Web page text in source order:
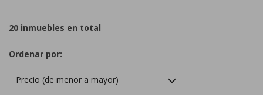
20 inmuebles en total
Ordenar por:
Precio (de menor a mayor)